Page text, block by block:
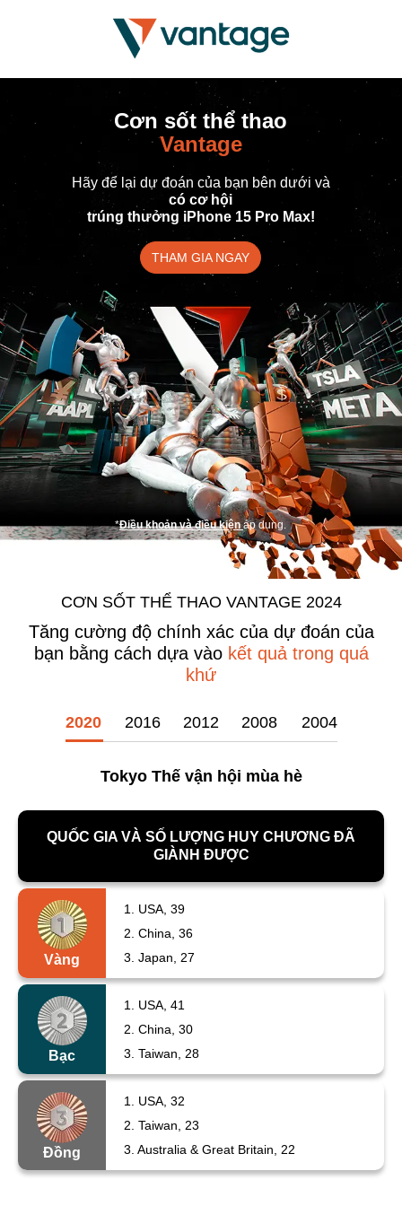
Cơn sốt thể thao
Vantage
Hãy để lại dự đoán của bạn bên dưới và
có cơ hội
trúng thưởng iPhone 15 Pro Max!
THAM GIA NGAY
*Điều khoản và điều kiệnáp dụng.
CƠN SỐT THỂ THAO VANTAGE 2024
Tăng cường độ chính xác của dự đoán của
bạn bằng cách dựa vào kết quả trong quá
khứ
2020 2016 2012 2008 2004
Tokyo Thế vận hội mùa hè
QUỐC GIA VÀ SỐ LƯỢNG HUY CHƯƠNG ĐÃ
GIÀNH ĐƯỢC
Vàng
1. USA, 39
2. China, 36
3. Japan, 27
Bạc
1. USA, 41
2. China, 30
3. Taiwan, 28
Đồng
1. USA, 32
2. Taiwan, 23
3. Australia & Great Britain, 22